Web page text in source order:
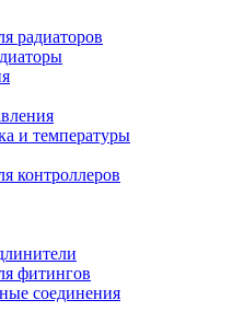
радиаторов
и температуры
контроллеров
фитингов
соединения